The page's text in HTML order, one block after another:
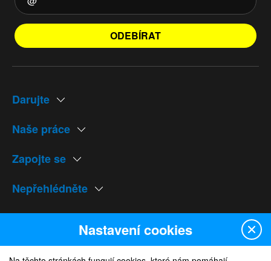
ODEBÍRAT
Darujte
Naše práce
Zapojte se
Nepřehlédněte
Naše weby
Nastavení cookies